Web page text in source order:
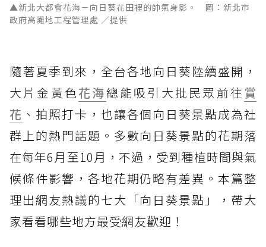
▲新北大都會花海－向日葵花田裡的帥氣身影。 圖：新北市
政府高灘地工程管理處 ／提供
隨著夏季到來，全台各地向日葵陸續盛開，
大片金黃色花海總能吸引大批民眾前往 賞
花 、拍照打卡，也讓各個向日葵景點成為社
群上的熱門話題。多數向日葵景點的花期落
在每年6月至10月，不過，受到種植時間與氣
候條件影響，各地花期仍略有差異。本篇整
理出網友熱議的七大「向日葵景點」，帶大
家看看哪些地方最受網友歡迎！